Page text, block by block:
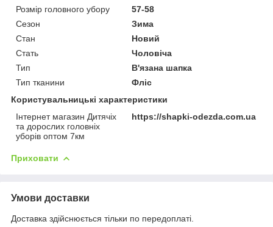
Розмір головного убору
57-58
Сезон
Зима
Стан
Новий
Стать
Чоловіча
Тип
В'язана шапка
Тип тканини
Фліс
Користувальницькі характеристики
Інтернет магазин Дитячіх
та дорослих головніх
уборів оптом 7км
https://shapki-odezda.com.ua
Приховати
Умови доставки
Доставка здійснюється тільки по передоплаті.